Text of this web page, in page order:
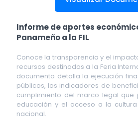
Informe de aportes
Panameño a la FIL
Conoce la transparencia y el
recursos destinados a la Feria
documento detalla la ejecución
públicos, los indicadores de
cumplimiento del marco legal que
educación y el acceso a la
nacional.